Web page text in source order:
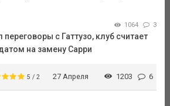
1064 3
с Гаттузо, клуб считает
на замену Сарри
5 / 2 27 Апреля 1203 6